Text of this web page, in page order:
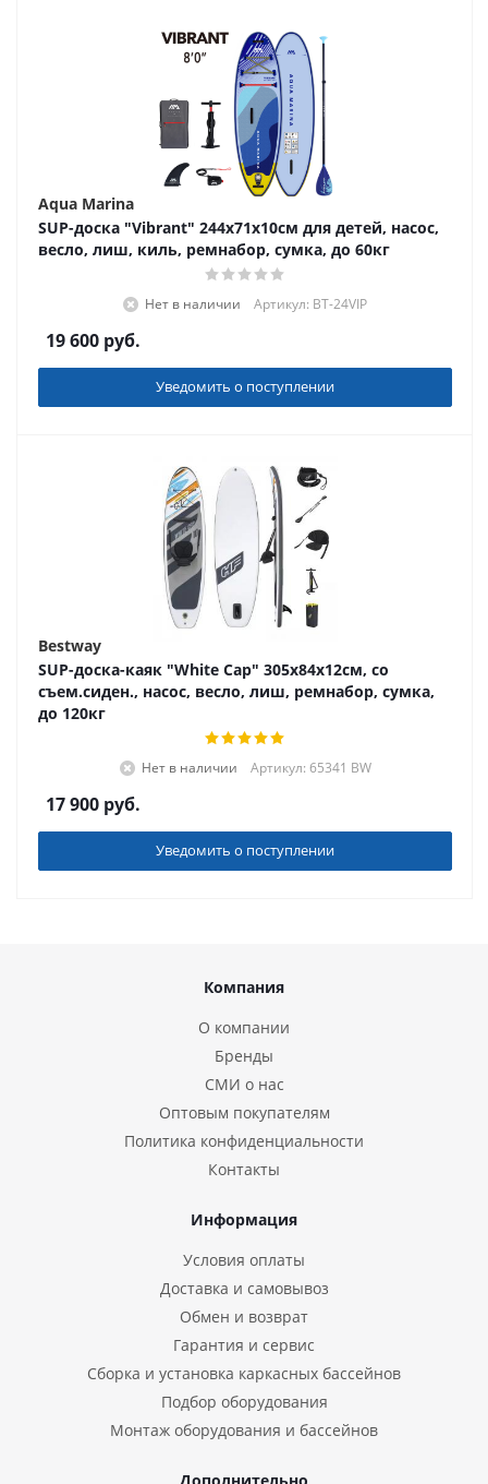
Aqua Marina
SUP-доска "Vibrant" 244х71х10см для детей, насос,
весло, лиш, киль, ремнабор, сумка, до 60кг
Нет в наличии Артикул: BT-24VIP
19 600 руб.
Уведомить о поступлении
Bestway
SUP-доска-каяк "White Cap" 305х84х12см, со
съем.сиден., насос, весло, лиш, ремнабор, сумка,
до 120кг
Нет в наличии Артикул: 65341 BW
17 900 руб.
Уведомить о поступлении
Компания
О компании
Бренды
СМИ о нас
Оптовым покупателям
Политика конфиденциальности
Контакты
Информация
Условия оплаты
Доставка и самовывоз
Обмен и возврат
Гарантия и сервис
Сборка и установка каркасных бассейнов
Подбор оборудования
Монтаж оборудования и бассейнов